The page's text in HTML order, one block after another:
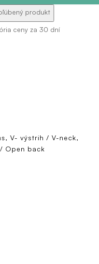
produkt
ceny za 30 dní
V- výstrih / V-neck,
Open back